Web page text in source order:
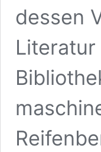
dessen